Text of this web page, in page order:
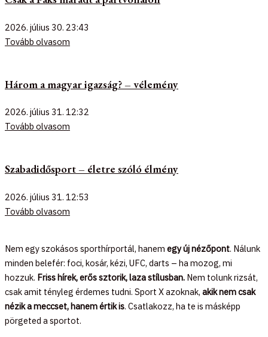
2026. július 30. 23:43
Tovább olvasom
Három a magyar igazság? – vélemény
2026. július 31. 12:32
Tovább olvasom
Szabadidősport – életre szóló élmény
2026. július 31. 12:53
Tovább olvasom
Nem egy szokásos sporthírportál, hanem egy új nézőpont. Nálunk
minden belefér: foci, kosár, kézi, UFC, darts – ha mozog, mi
hozzuk. Friss hírek, erős sztorik, laza stílusban. Nem tolunk rizsát,
csak amit tényleg érdemes tudni. Sport X azoknak, akik nem csak
nézik a meccset, hanem értik is. Csatlakozz, ha te is másképp
pörgeted a sportot.